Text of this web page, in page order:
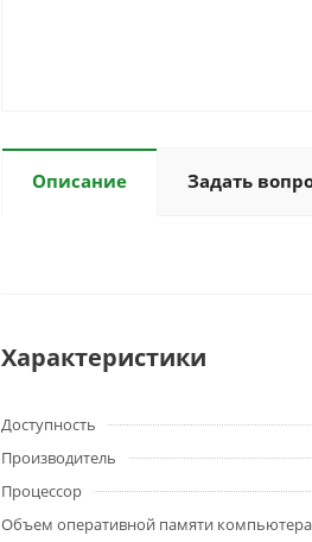
Описание Задать
Характеристики
Доступность
Производитель
Процессор
Объем оперативной памяти компьютера